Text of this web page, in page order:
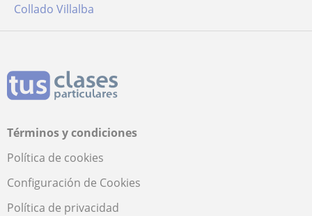
Collado Villalba
Términos y condiciones
Política de cookies
Configuración de Cookies
Política de privacidad